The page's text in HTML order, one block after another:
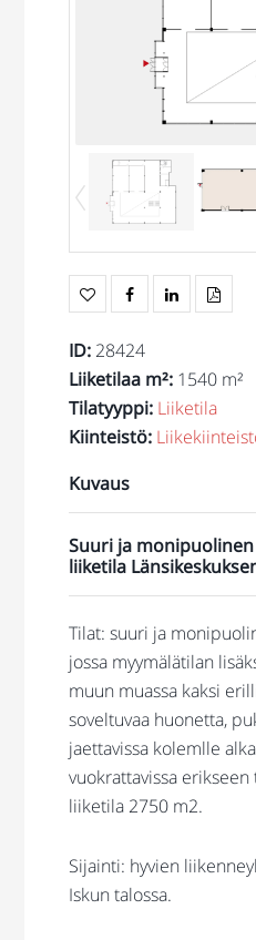
ID: 28424
Liiketilaa m²: 1540 m²
Tilatyyppi: Liiketila
Kiinteistö:
Kuvaus
Suuri ja
liiketila
Tilat: suuri ja
jossa myymälätilan
muun muassa kaksi
soveltuvaa huonetta,
jaettavissa kolemlle
vuokrattavissa
liiketila 2750 m2.
Sijainti: hyvien
Iskun talossa.